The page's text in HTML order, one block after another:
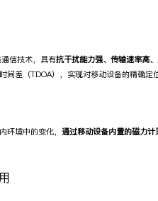
信技术，具有抗干扰能力强、传输速率高
间差（TDOA），实现对移动设备的精确定位
环境中的变化， 通过移动设备内置的磁力